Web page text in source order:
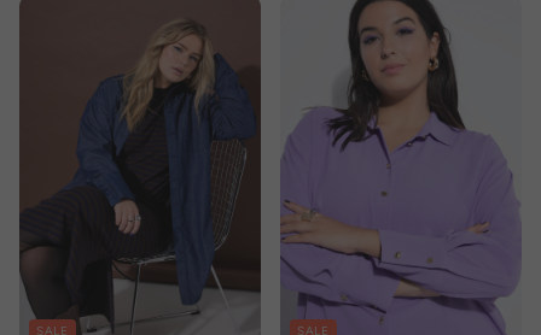
SALE SALE